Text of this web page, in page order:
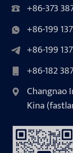
+86-373
+86-199
+86-199
+86-182
Changnao
Kina